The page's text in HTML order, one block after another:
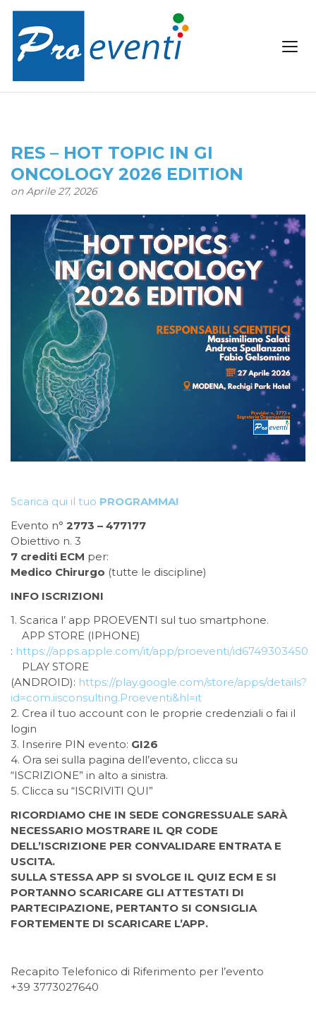
RES – HOT TOPIC IN GI
ONCOLOGY 2026 EDITION
on Aprile 27, 2026
Scarica qui il tuo PROGRAMMA!
Evento n° 2773 – 477177
Obiettivo n. 3
7 crediti ECM per:
Medico Chirurgo (tutte le discipline)
INFO ISCRIZIONI
1. Scarica l’ app PROEVENTI sul tuo smartphone.
APP STORE (IPHONE)
: https://apps.apple.com/it/app/proeventi/id6749303450
PLAY STORE
(ANDROID): https://play.google.com/store/apps/details?
id=com.iisconsulting.Proeventi&hl=it
2. Crea il tuo account con le proprie credenziali o fai il
login
3. Inserire PIN evento: GI26
4. Ora sei sulla pagina dell’evento, clicca su
“ISCRIZIONE” in alto a sinistra.
5. Clicca su “ISCRIVITI QUI”
RICORDIAMO CHE IN SEDE CONGRESSUALE SARÀ
NECESSARIO MOSTRARE IL QR CODE
DELL’ISCRIZIONE PER CONVALIDARE ENTRATA E
USCITA.
SULLA STESSA APP SI SVOLGE IL QUIZ ECM E SI
PORTANNO SCARICARE GLI ATTESTATI DI
PARTECIPAZIONE, PERTANTO SI CONSIGLIA
FORTEMENTE DI SCARICARE L’APP.
Recapito Telefonico di Riferimento per l’evento
+39 3773027640